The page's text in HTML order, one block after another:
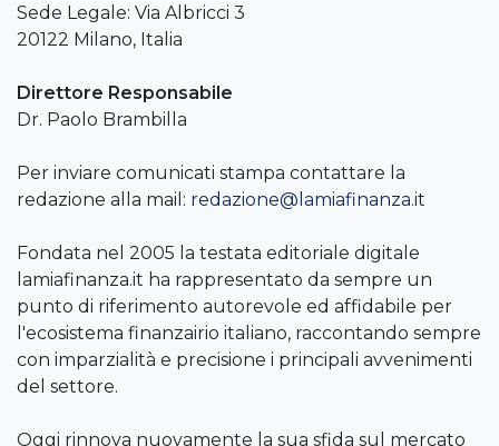
Sede Legale: Via Albricci 3
20122 Milano, Italia
Direttore Responsabile
Dr. Paolo Brambilla
Per inviare comunicati stampa contattare la
redazione alla mail: redazione@lamiafinanza.it
Fondata nel 2005 la testata editoriale digitale
lamiafinanza.it ha rappresentato da sempre un
punto di riferimento autorevole ed affidabile per
l'ecosistema finanzairio italiano, raccontando sempre
con imparzialità e precisione i principali avvenimenti
del settore.
Oggi rinnova nuovamente la sua sfida sul mercato